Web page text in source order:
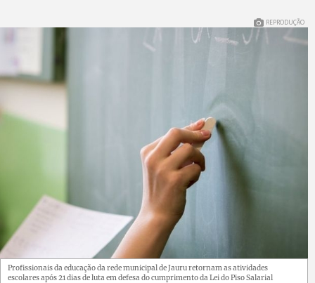
REPRODUÇÃO
Profissionais da educação da rede municipal de Jauru retornam as atividades
escolares após 21 dias de luta em defesa do cumprimento da Lei do Piso Salarial